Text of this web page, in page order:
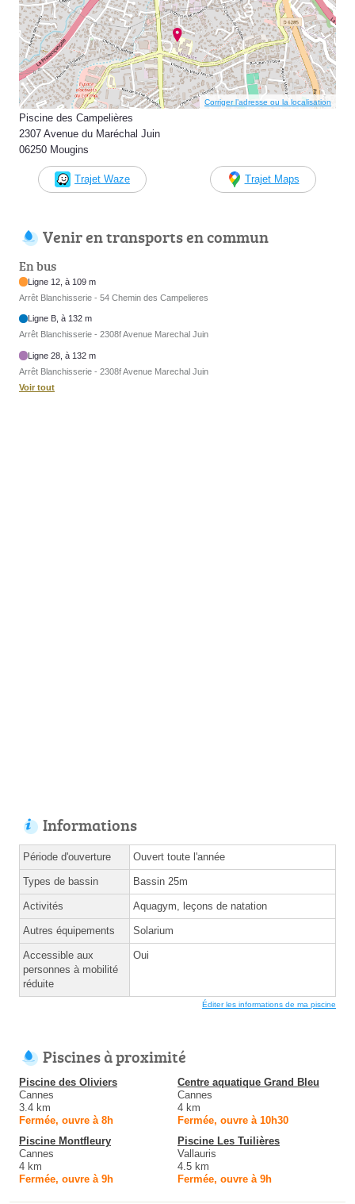
Corriger l’adresse ou la localisation
Piscine des Campelières
2307 Avenue du Maréchal Juin
06250 Mougins
Trajet Waze Trajet Maps
Venir en transports en commun
En bus
Ligne 12, à 109 m
Arrêt Blanchisserie - 54 Chemin des Campelieres
Ligne B, à 132 m
Arrêt Blanchisserie - 2308f Avenue Marechal Juin
Ligne 28, à 132 m
Arrêt Blanchisserie - 2308f Avenue Marechal Juin
Voir tout
Informations
Période d'ouverture Ouvert toute l'année
Types de bassin Bassin 25m
Activités Aquagym, leçons de natation
Autres équipements Solarium
Accessible aux
personnes à mobilité
réduite
Oui
Éditer les informations de ma piscine
Piscines à proximité
Piscine des Oliviers
Cannes
3.4 km
Fermée, ouvre à 8h
Centre aquatique Grand Bleu
Cannes
4 km
Fermée, ouvre à 10h30
Piscine Montfleury
Cannes
4 km
Fermée, ouvre à 9h
Piscine Les Tuilières
Vallauris
4.5 km
Fermée, ouvre à 9h